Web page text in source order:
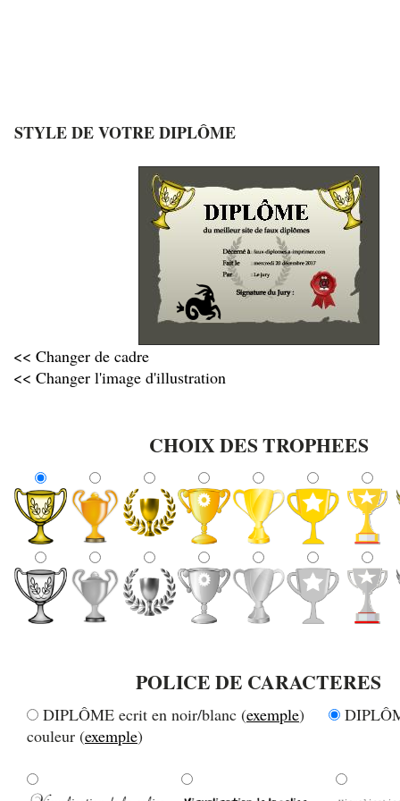
STYLE DE VOTRE DIPLÔME
<< Changer de cadre
<< Changer l'image d'illustration
CHOIX DES TROPHEES
POLICE DE CARACTERES
DIPLÔME ecrit en noir/blanc (exemple)
couleur (exemple)